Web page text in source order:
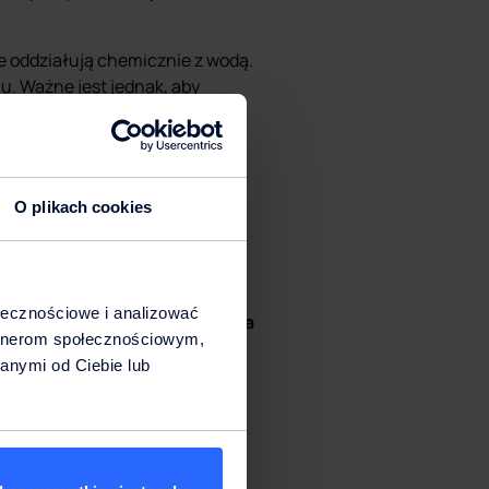
O plikach cookies
i analizować
społecznościowym,
od Ciebie lub
oddziałują chemicznie z wodą.
Ważne jest jednak, aby
żywnościowymi.
się, że jest on wykonany z
„PCF”). Unikaj plastików
produkt spożywczy, posiada
wody pitnej
zdystrybutorów wody
się na aspektach